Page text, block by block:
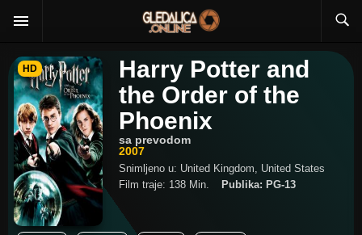
HD
Harry Potter and
the Order of the
Phoenix
sa prevodom
2007
Snimljeno u: United Kingdom, United States
Film traje: 138 Min.
Publika: PG-13